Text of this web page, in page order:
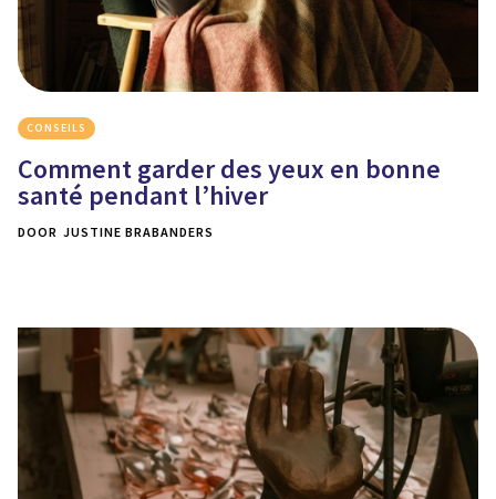
CONSEILS
Comment garder des yeux en bonne
santé pendant l’hiver
DOOR JUSTINE BRABANDERS